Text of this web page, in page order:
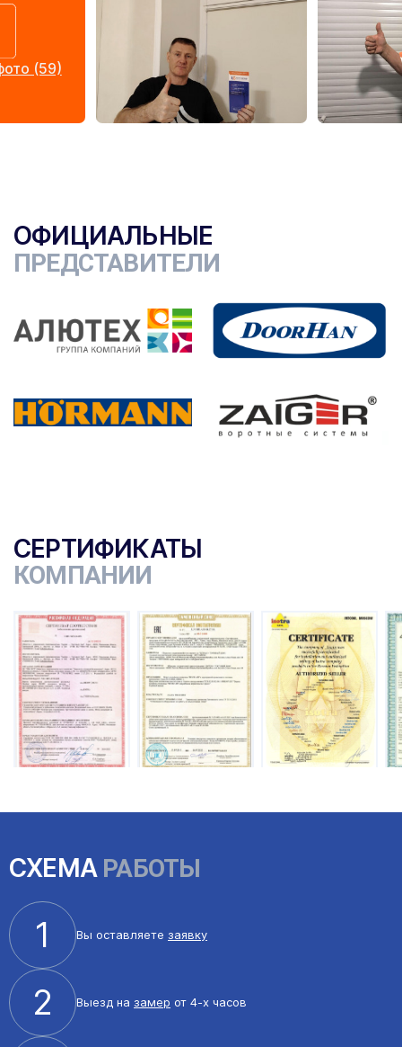
(59)
ОФИЦИАЛЬНЫЕ
ПРЕДСТАВИТЕЛИ
СЕРТИФИКАТЫ
КОМПАНИИ
СХЕМАРАБОТЫ
1 Вы оставляете заявку
2 Выезд на замер от 4-х часов